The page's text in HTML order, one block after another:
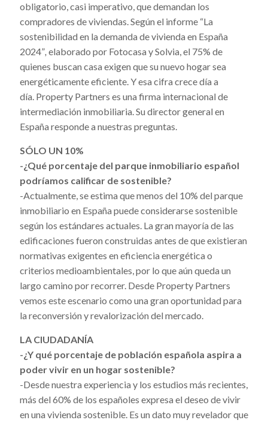
obligatorio, casi imperativo, que demandan los
compradores de viviendas. Según el informe “La
sostenibilidad en la demanda de vivienda en España
2024”, elaborado por Fotocasa y Solvia, el 75% de
quienes buscan casa exigen que su nuevo hogar sea
energéticamente eficiente. Y esa cifra crece día a
día. Property Partners es una firma internacional de
intermediación inmobiliaria. Su director general en
España responde a nuestras preguntas.
SÓLO UN 10%
-¿Qué porcentaje del parque inmobiliario español
podríamos calificar de sostenible?
-Actualmente, se estima que menos del 10% del parque
inmobiliario en España puede considerarse sostenible
según los estándares actuales. La gran mayoría de las
edificaciones fueron construidas antes de que existieran
normativas exigentes en eficiencia energética o
criterios medioambientales, por lo que aún queda un
largo camino por recorrer. Desde Property Partners
vemos este escenario como una gran oportunidad para
la reconversión y revalorización del mercado.
LA CIUDADANÍA
-¿Y qué porcentaje de población española aspira a
poder vivir en un hogar sostenible?
-Desde nuestra experiencia y los estudios más recientes,
más del 60% de los españoles expresa el deseo de vivir
en una vivienda sostenible. Es un dato muy revelador que